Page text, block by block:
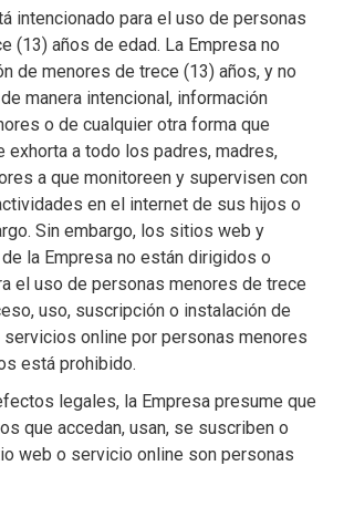
intencionado para el uso de personas
(13) años de edad. La Empresa no
de menores de trece (13) años, y no
manera intencional, información
o de cualquier otra forma que
exhorta a todo los padres, madres,
a que monitoreen y supervisen con
en el internet de sus hijos o
Sin embargo, los sitios web y
la Empresa no están dirigidos o
el uso de personas menores de trece
uso, suscripción o instalación de
online por personas menores
está prohibido.
legales, la Empresa presume que
que accedan, usan, se suscriben o
web o servicio online son personas